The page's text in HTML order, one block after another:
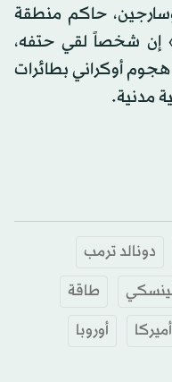
حاكم منطقة
إن شخصاً لقي حتفه،
أوكراني بطائرات
مدنية.
دونالد ترمب
طاقة
أميركا
أوروبا